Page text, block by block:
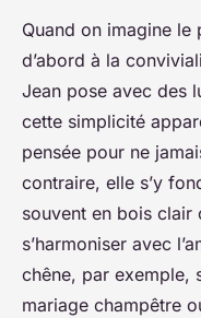
Quand on imagine
d’abord à la
Jean pose avec des
cette simplicité
pensée pour ne
contraire, elle s’y
souvent en bois clair
s’harmoniser avec
chêne, par exemple,
mariage champêtre